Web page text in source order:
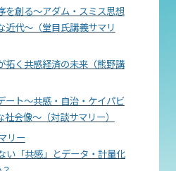
を創る～アダム・スミス思想
近代～（堂目氏講義サマリ
拓く共感経済の未来（熊野講
ート～共感・自治・ケイパビ
会像～（対談サマリー）
リー
い「共感」とデータ・計量化